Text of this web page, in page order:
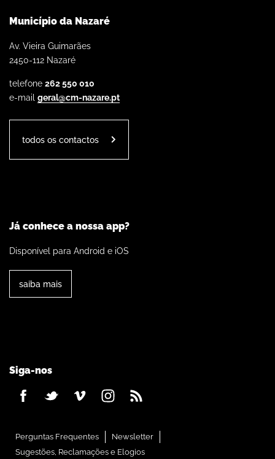
Município da Nazaré
Av. Vieira Guimarães
2450-112 Nazaré
telefone 262 550 010
e-mail geral@cm-nazare.pt
todos os contactos
Já conhece a nossa app?
Disponível para Android e iOS
saiba mais
Siga-nos
Perguntas Frequentes
Newsletter
Sugestões, Reclamações e Elogios